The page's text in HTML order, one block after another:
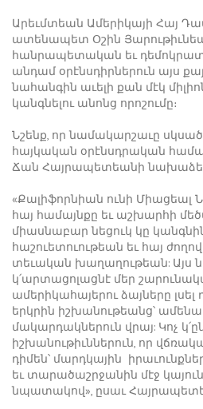
Արեւմտեան Ամերիկայի Հայ
ատենապետ Օշին
հանրապետական եւ դեմոկրատ
անդամ օրէնսդիրներուն այս
նահանգին աւելի քան մէկ
կանգնելու անոնց որոշումը։
Նշենք, որ նամակարշաւը սկսած
հայկական օրէնսդրական
Ճան Հայրապետեանի
«Քալիֆորնիան ունի Միացեալ
հայ համայնքը եւ աշխարհի
միասնաբար նեցուկ կը
հաշուետուութեան եւ հայ
տեւական խաղաղութեան: Այս
կ՛արտացոլացնէ մեր
ամերիկահայերու ձայները
երկրին իշխանութեանց՝
մակարդակներուն վրայ: Կոչ
իշխանութիւններուն, որ
դիմեն՝ մարդկային
եւ տարածաշրջանին մէջ
նպատակով», ըսաւ